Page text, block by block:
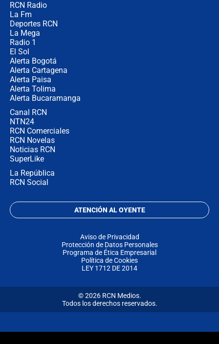
RCN Radio
La Fm
Deportes RCN
La Mega
Radio 1
El Sol
Alerta Bogotá
Alerta Cartagena
Alerta Paisa
Alerta Tolima
Alerta Bucaramanga
Canal RCN
NTN24
RCN Comerciales
RCN Novelas
Noticias RCN
SuperLike
La República
RCN Social
ATENCIÓN AL OYENTE
Aviso de Privacidad
Protección de Datos Personales
Programa de Ética Empresarial
Política de Cookies
LEY 1712 DE 2014
© 2026 RCN Medios.
Todos los derechos reservados.